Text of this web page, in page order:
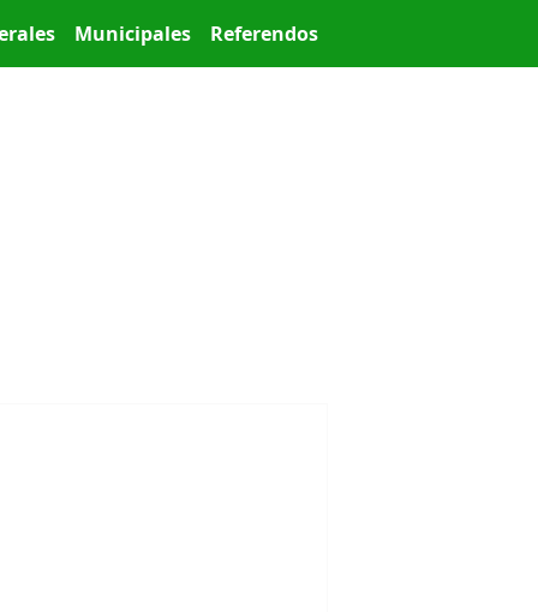
Municipales Referendos